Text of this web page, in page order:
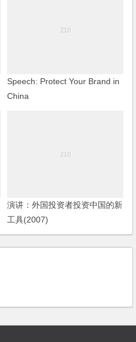
Speech: Protect Your Brand in
China
演讲：外国投资者投资中国的新
工具(2007)